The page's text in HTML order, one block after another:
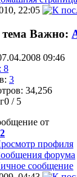
22:05
Важно:
09:46
3
34,256
/ 5
от
профиля
форума
сообщение